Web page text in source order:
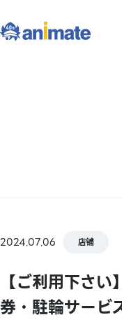
2024.07.06 店铺
【ご利用下さ
券・駐輪サービ